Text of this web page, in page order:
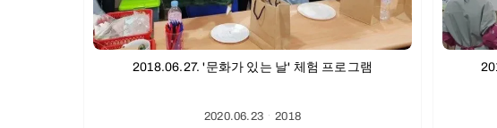
2018.06.27. '문화가 있는 날' 체험 프로그램
2020.06.23ㆍ2018